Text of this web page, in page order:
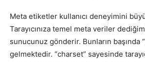
Meta etiketler kullanıcı deneyimini
Tarayıcınıza temel meta veriler
sunucunuz gönderir. Bunların başında
gelmektedir. “charset” sayesinde